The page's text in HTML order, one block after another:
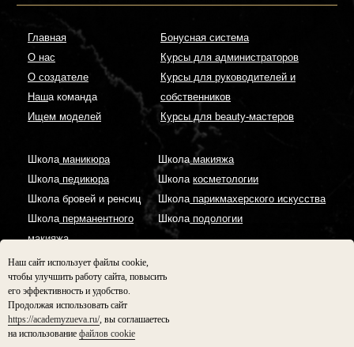
Наш сайт использует файлы cookie,
чтобы улучшить работу сайта, повысить
его эффективность и удобство.
Продолжая использовать сайт
https://academyzueva.ru/, вы соглашаетесь
на использование файлов cookie